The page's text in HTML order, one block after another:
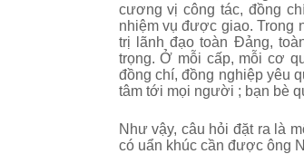
cương vị công tác, đồng
nhiệm vụ được giao. Trong
trị lãnh đạo toàn Đảng,
trọng. Ở mỗi cấp, mỗi cơ
đồng chí, đồng nghiệp yêu
tâm tới mọi người ; bạn bè
Như vậy, câu hỏi đặt ra là
có uẩn khúc cần được ông